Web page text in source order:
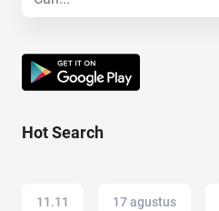
Hot Search
11.11 17 agustus